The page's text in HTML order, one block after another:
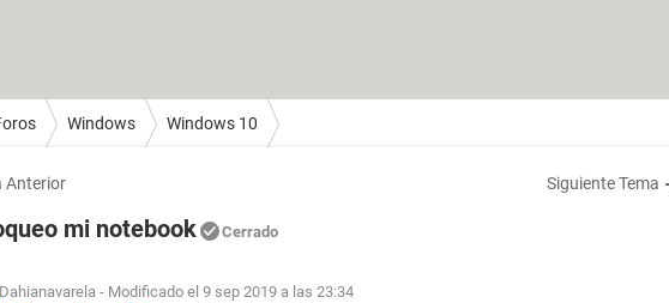
Windows Windows 10
Anterior Siguiente Tema
mi notebook Cerrado
Dahianavarela - Modificado el 9 sep 2019 a las 23:34